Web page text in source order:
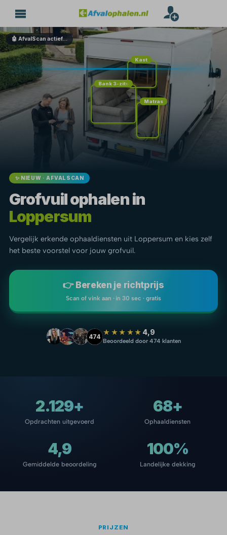
🤖 AfvalScan actief…
Bank 3-zits
Matras
Kast
✨ NIEUW · AFVALSCAN
Grofvuil ophalen in
Loppersum
Vergelijk erkende ophaaldiensten uit Loppersum en kies zelf
het beste voorstel voor jouw grofvuil.
👉 Bereken je richtprijs
Scan of vink aan · in 30 sec · gratis
474 ★★★★★ 4,9
Beoordeeld door 474 klanten
2.129+
Opdrachten uitgevoerd
68+
Ophaaldiensten
4,9
Gemiddelde beoordeling
100%
Landelijke dekking
PRIJZEN